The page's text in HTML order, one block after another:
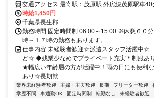
交通アクセス 最寄駅：茂原駅 外房
時給1,450円
千葉県長生郡
勤務時間 固定時間制 06:00～15:00 ※休憩６０
時～１７時の勤務もあります。
仕事内容 未経験者歓迎☆派遣スタッフ活躍中☆
ど☆ ◆残業少なめでプライベート充実＊制服あ
★幅広い年齢層の方が活躍中！雨の日にも便利
あり☆長期就...
業界未経験者歓迎 主婦・主夫歓迎 長期 フリーター歓迎
学歴不問
車通勤OK 固定時間制 転勤なし 未経験者歓迎